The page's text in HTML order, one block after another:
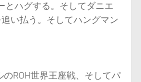
とハグする。そしてダニエ
い払う。そしてハングマン
のROH世界王座戦、そしてパ